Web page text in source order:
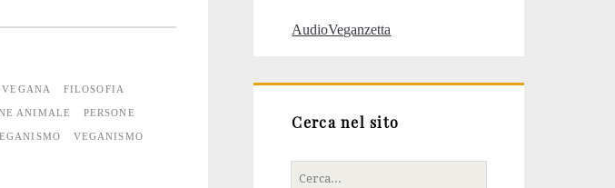
FILOSOFIA
ANIMALE PERSONE
VEGANISMO
AudioVeganzetta
Cerca nel sito
Cerca